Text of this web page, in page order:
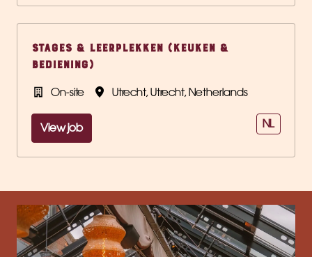
Stages & Leerplekken (Keuken &
Bediening)
On-site Utrecht,Utrecht,Netherlands
View job NL